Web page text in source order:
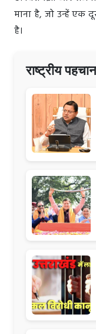
माना है, जो उन्हें एक
है।
राष्ट्रीय पहचान